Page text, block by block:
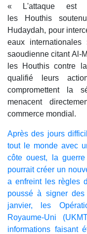
« L'attaque est
les Houthis
Hudaydah, pour
eaux
saoudienne citant Al-
les Houthis contre
qualifié leurs
compromettent la
menacent
commerce mondial.
Après des jours
tout le monde avec
côte ouest, la
pourrait créer un
a enfreint les règles
poussé à signer
janvier, les
Royaume-Uni
informations faisant